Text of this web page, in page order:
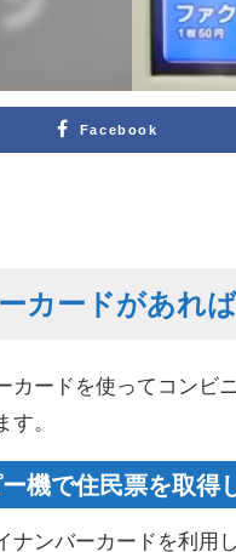
Facebook
カードがあれ
カードを使ってコンビ
す。
機で住民票を取得
ナンバーカードを利用